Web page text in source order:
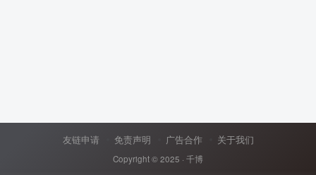
友链申请 免责声明 广告合作 关于我们
Copyright © 2025 · 千博